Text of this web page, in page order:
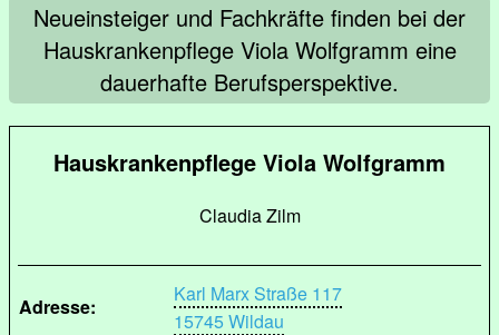
Neueinsteiger und Fachkräfte finden bei der
Hauskrankenpflege Viola Wolfgramm eine
dauerhafte Berufsperspektive.
Hauskrankenpflege Viola Wolfgramm
Claudia Zilm
Adresse:
Karl Marx Straße 117
15745 Wildau